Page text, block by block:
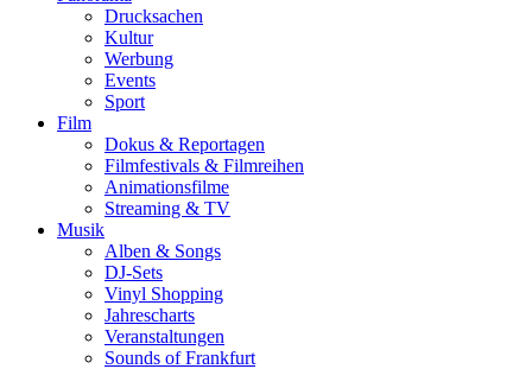
Drucksachen
Kultur
Werbung
Events
Sport
Film
Dokus & Reportagen
Filmfestivals & Filmreihen
Animationsfilme
Streaming & TV
Musik
Alben & Songs
DJ-Sets
Vinyl Shopping
Jahrescharts
Veranstaltungen
Sounds of Frankfurt